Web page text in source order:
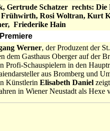
Gertrude Schatzer rechts: Die
Rosi Woltran, Kurt
Friederike Hain
Werner, der Produzent der
dem Gasthaus Oberger auf der
Schauspielern in den
aus Bromberg und
Künstlerin Elisabeth Daniel
in Wiener Neustadt als Hexe